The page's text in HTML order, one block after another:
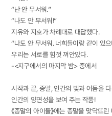
“난 안 무서워.”
“나도 안 무서워!”
지유와 지호가 차례대로 대답했다.
“나도 안 무서워. 너희들이랑 같이 있
우리는 서로를 힘껏 껴안았다.
-<지구에서의 마지막 밤> 중에서
시작과 끝, 종말, 인간의 빛과 어둠을
인간의 양면성을 보여 주는 작품!
《종말의 아이들》에는 종말을 맞닥뜨